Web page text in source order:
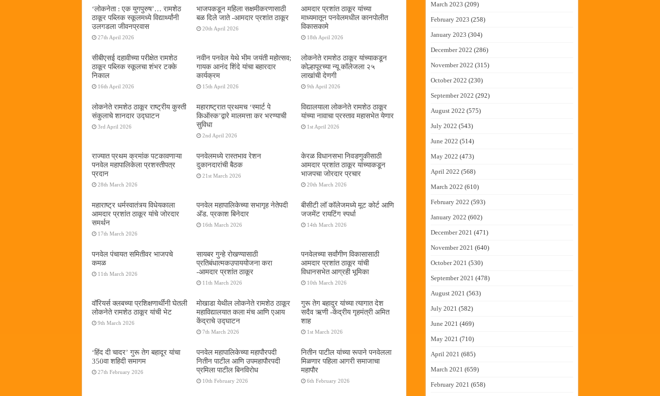
‌‘लोकनेता : एक युगपुरुष‌’… रामशेठ
ठाकूर पब्लिक स्कूलमध्ये विद्यार्थ्यांनी
उलगडला जीवनप्रवास
27th April 2026
भाजपकडून महिला सक्षमीकरणासाठी
बळ दिले जाते -आमदार प्रशांत ठाकूर
20th April 2026
आमदार प्रशांत ठाकूर यांच्या
माध्यमातून पनवेलमधील कानपोलीत
विकासकामे
18th April 2026
सीबीएसई दहावीच्या परीक्षेत रामशेठ
ठाकूर पब्लिक स्कूलचा शंभर टक्के
निकाल
16th April 2026
नवीन पनवेल येथे भीम जयंती महोत्सव;
गायक आनंद शिंदे यांचा बहारदार
कार्यक्रम
15th April 2026
लोकनेते रामशेठ ठाकूर यांच्याकडून
कोल्हापूरच्या न्यू कॉलेजला २५
लाखांची देणगी
9th April 2026
लोकनेते रामशेठ ठाकूर राष्ट्रीय कुस्ती
संकुलाचे शानदार उद्घाटन
3rd April 2026
महाराष्ट्रात प्रथमच ‌‘स्मार्ट पे
किऑस्क‌’द्वारे मालमत्ता कर भरण्याची
सुविधा
2nd April 2026
विद्यालयाला लोकनेते रामशेठ ठाकूर
यांच्या नावाचा प्रस्ताव महासभेत येणार
1st April 2026
राज्यात प्रथम क्रमांक पटकावणाऱ्या
पनवेल महापालिकेला प्रशस्तीपत्र
प्रदान
28th March 2026
पनवेलमध्ये रास्तभाव रेशन
दुकानदारांची बैठक
21st March 2026
केरळ विधानसभा निवडणुकीसाठी
आमदार प्रशांत ठाकूर यांच्याकडून
भाजपचा जोरदार प्रचार
20th March 2026
महाराष्ट्र धर्मस्वातंत्र्य विधेयकाला
आमदार प्रशांत ठाकूर यांचे जोरदार
समर्थन
17th March 2026
पनवेल महापालिकेच्या सभागृह नेतेपदी
अ‍ॅड. प्रकाश बिनेदार
16th March 2026
बीसीटी लॉ कॉलेजमध्ये मूट कोर्ट आणि
जजमेंट रायटिंग स्पर्धा
14th March 2026
पनवेल पंचायत समितीवर भाजपचे
कमळ
11th March 2026
सायबर गुन्हे रोखण्यासाठी
प्रतिबंधात्मकउपाययोजना करा
-आमदार प्रशांत ठाकूर
11th March 2026
पनवेलच्या सर्वांगीण विकासासाठी
आमदार प्रशांत ठाकूर यांची
विधानसभेत आग्रही भूमिका
10th March 2026
वॉरियर्स क्लबच्या प्रशिक्षणार्थींनी घेतली
लोकनेते रामशेठ ठाकूर यांची भेट
9th March 2026
मोखाडा येथील लोकनेते रामशेठ ठाकूर
महाविद्यालयात कला मंच आणि एआय
केंद्राचे उद्घाटन
7th March 2026
गुरू तेग बहादुर यांच्या त्यागात देश
सदैव ऋणी -केंद्रीय गृहमंत्री अमित
शाह
1st March 2026
‘हिंद दी चादर’ गुरू तेग बहादूर यांचा
350वा शहिदी समागम
27th February 2026
पनवेल महापालिकेच्या महापौरपदी
नितीन पाटील आणि उपमहापौरपदी
प्रमिला पाटील बिनविरोध
10th February 2026
नितीन पाटील यांच्या रूपाने पनवेलला
मिळणार पहिला आगरी समाजाचा
महापौर
6th February 2026
March 2023 (209)
February 2023 (258)
January 2023 (304)
December 2022 (286)
November 2022 (315)
October 2022 (230)
September 2022 (292)
August 2022 (575)
July 2022 (543)
June 2022 (514)
May 2022 (473)
April 2022 (568)
March 2022 (610)
February 2022 (593)
January 2022 (602)
December 2021 (471)
November 2021 (640)
October 2021 (530)
September 2021 (478)
August 2021 (563)
July 2021 (582)
June 2021 (469)
May 2021 (710)
April 2021 (685)
March 2021 (659)
February 2021 (658)